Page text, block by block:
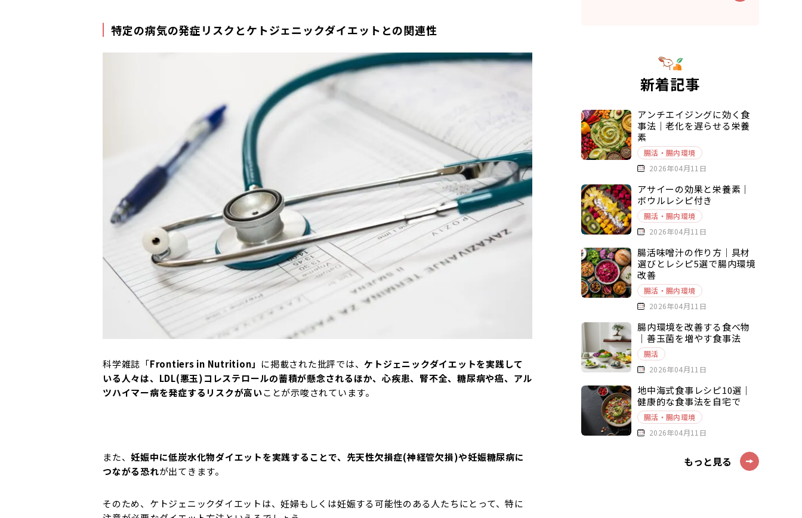
特定の病気の発症リスクとケトジェニックダイエットとの関連性
科学雑誌「Frontiers in Nutrition」 に掲載された批評では、ケトジェニックダイエットを実践して
いる人々は、LDL(悪玉)コレステロールの蓄積が懸念されるほか、心疾患、腎不全、糖尿病や癌、アル
ツハイマー病を発症するリスクが高いことが示唆されています。
また、妊娠中に低炭水化物ダイエットを実践することで、先天性欠損症(神経管欠損)や妊娠糖尿病に
つながる恐れが出てきます。
そのため、ケトジェニックダイエットは、妊婦もしくは妊娠する可能性のある人たちにとって、特に
新着記事
アンチエイジングに効く食
事法｜老化を遅らせる栄養
素
腸活・腸内環境
2026年04月11日
アサイーの効果と栄養素｜
ボウルレシピ付き
腸活・腸内環境
2026年04月11日
腸活味噌汁の作り方｜具材
選びとレシピ5選で腸内環境
改善
腸活・腸内環境
2026年04月11日
腸内環境を改善する食べ物
｜善玉菌を増やす食事法
腸活
2026年04月11日
地中海式食事レシピ10選｜
健康的な食事法を自宅で
腸活・腸内環境
2026年04月11日
もっと見る